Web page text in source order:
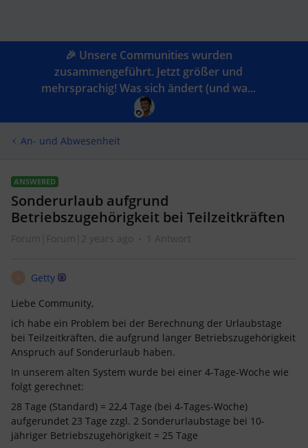
🎉 Unsere Communities wurden
zusammengeführt. Jetzt größer und
mehrsprachig! Was sich ändert (und wa...
An- und Abwesenheit
ANSWERED
Sonderurlaub aufgrund
Betriebszugehörigkeit bei Teilzeitkräften
Forum|Forum|2 years ago 1 Antwort
Getty
Liebe Community,
ich habe ein Problem bei der Berechnung der Urlaubstage
bei Teilzeitkräften, die aufgrund langer Betriebszugehörigkeit
Anspruch auf Sonderurlaub haben.
In unserem alten System wurde bei einer 4-Tage-Woche wie
folgt gerechnet:
28 Tage (Standard) = 22,4 Tage (bei 4-Tages-Woche)
aufgerundet 23 Tage zzgl. 2 Sonderurlaubstage bei 10-
jähriger Betriebszugehörigkeit = 25 Tage